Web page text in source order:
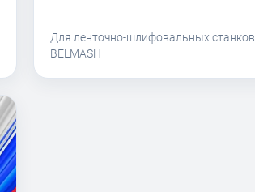
Для ленточно-шлифовальных станков
BELMASH